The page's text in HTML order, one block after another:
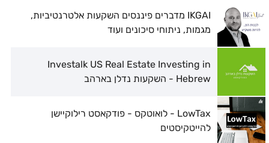
IKGAI מדברים פיננסים השקעות אלטרנטיביות,
מגמות, ניתוחי סיכונים ועוד
Investalk US Real Estate Investing in
Hebrew - השקעות נדלן בארהב
LowTax - לואוטקס - פודקאסט רילוקיישן
להייטקיסטים